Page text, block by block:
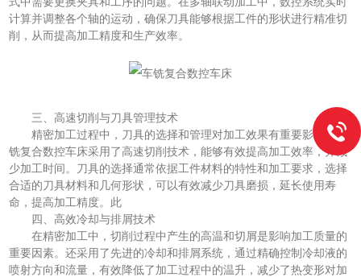
计算并调整各个轴的运动，确保刀具能够根据工件的形状进行精准切
削，从而提高加工精度和生产效率。
三、高速切削与刀具管理技术
精密加工过程中，刀具的选择和管理对加工效果有重要影响。车
铣复合数控车床采用了高速切削技术，能够有效提高加工效率，并减
少加工时间。刀具的选择通常依据工件材料的特性和加工要求，选择
合适的刀具材料和几何形状，可以有效减少刀具磨损，延长使用寿
命，提高加工精度。此
四、高效冷却与排屑技术
在精密加工中，切削过程中产生的高温和切屑是影响加工质量的
重要因素。还采用了先进的冷却和排屑系统，通过精确控制冷却液的
喷射方向和流量，有效降低了加工过程中的温升，减少了热变形对加